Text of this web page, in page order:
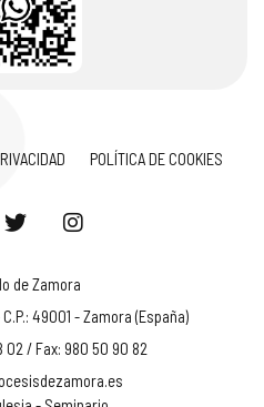
POLÍTICA DE COOKIES
de Zamora
49001 - Zamora (España)
02 / Fax: 980 50 90 82